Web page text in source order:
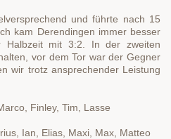
und führte nach 15
kam Derendingen immer besser
mit 3:2. In der zweiten
vor dem Tor war der Gegner
wir trotz ansprechender Leistung
Finley, Tim, Lasse
Ian, Elias, Maxi, Max, Matteo